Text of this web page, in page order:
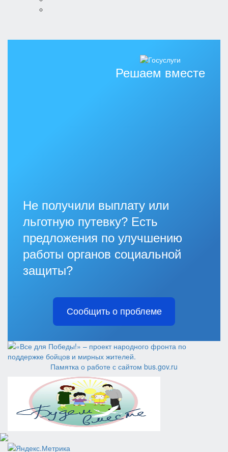
Решаем вместе
Не получили выплату или
льготную путевку? Есть
предложения по улучшению
работы органов социальной
защиты?
Сообщить о проблеме
Памятка о работе с сайтом bus.gov.ru